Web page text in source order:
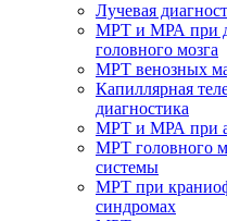
Лучевая
МРТ и МРА при
головного мозга
МРТ венозных
Капиллярная
диагностика
МРТ и МРА при
МРТ головного
системы
МРТ при
синдромах